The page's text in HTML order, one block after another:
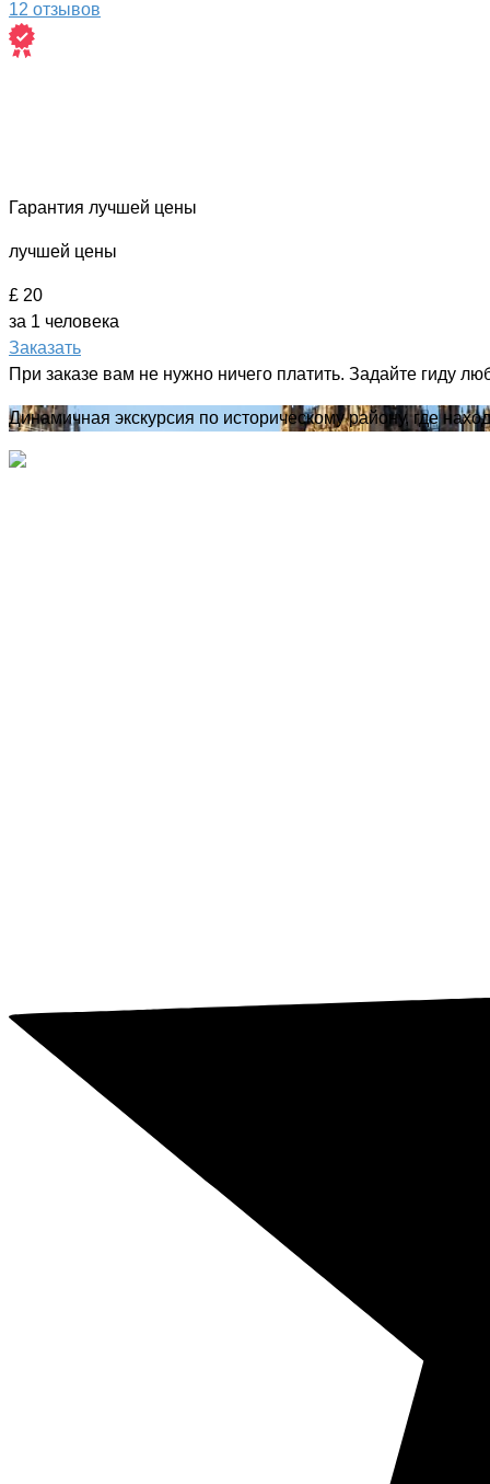
12 отзывов
Гарантия лучшей цены
лучшей цены
£ 20
за 1 человека
Заказать
При заказе вам не нужно ничего платить. Задайте гиду
Динамичная экскурсия по историческому району, где